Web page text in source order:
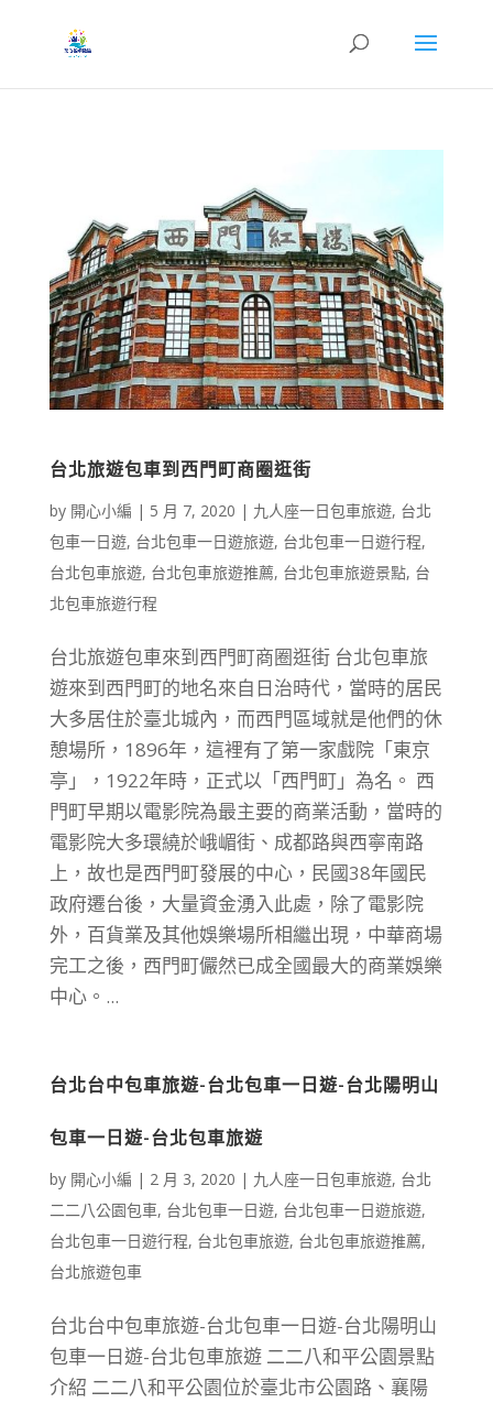
台北旅遊包車到西門町商圈逛街
by 開心小編 | 5 月 7, 2020 | 九人座一日包車旅遊, 台北
包車一日遊, 台北包車一日遊旅遊, 台北包車一日遊行程,
台北包車旅遊, 台北包車旅遊推薦, 台北包車旅遊景點, 台
北包車旅遊行程
台北旅遊包車來到西門町商圈逛街 台北包車旅
遊來到西門町的地名來自日治時代，當時的居民
大多居住於臺北城內，而西門區域就是他們的休
憩場所，1896年，這裡有了第一家戲院「東京
亭」，1922年時，正式以「西門町」為名。 西
門町早期以電影院為最主要的商業活動，當時的
電影院大多環繞於峨嵋街、成都路與西寧南路
上，故也是西門町發展的中心，民國38年國民
政府遷台後，大量資金湧入此處，除了電影院
外，百貨業及其他娛樂場所相繼出現，中華商場
完工之後，西門町儼然已成全國最大的商業娛樂
中心。...
台北台中包車旅遊-台北包車一日遊-台北陽明山
包車一日遊-台北包車旅遊
by 開心小編 | 2 月 3, 2020 | 九人座一日包車旅遊, 台北
二二八公園包車, 台北包車一日遊, 台北包車一日遊旅遊,
台北包車一日遊行程, 台北包車旅遊, 台北包車旅遊推薦,
台北旅遊包車
台北台中包車旅遊-台北包車一日遊-台北陽明山
包車一日遊-台北包車旅遊 二二八和平公園景點
介紹 二二八和平公園位於臺北市公園路、襄陽